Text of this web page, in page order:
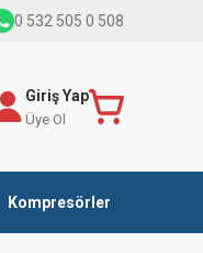
0 532 505 0 508
Giriş Yap
Üye Ol
Kompresörler